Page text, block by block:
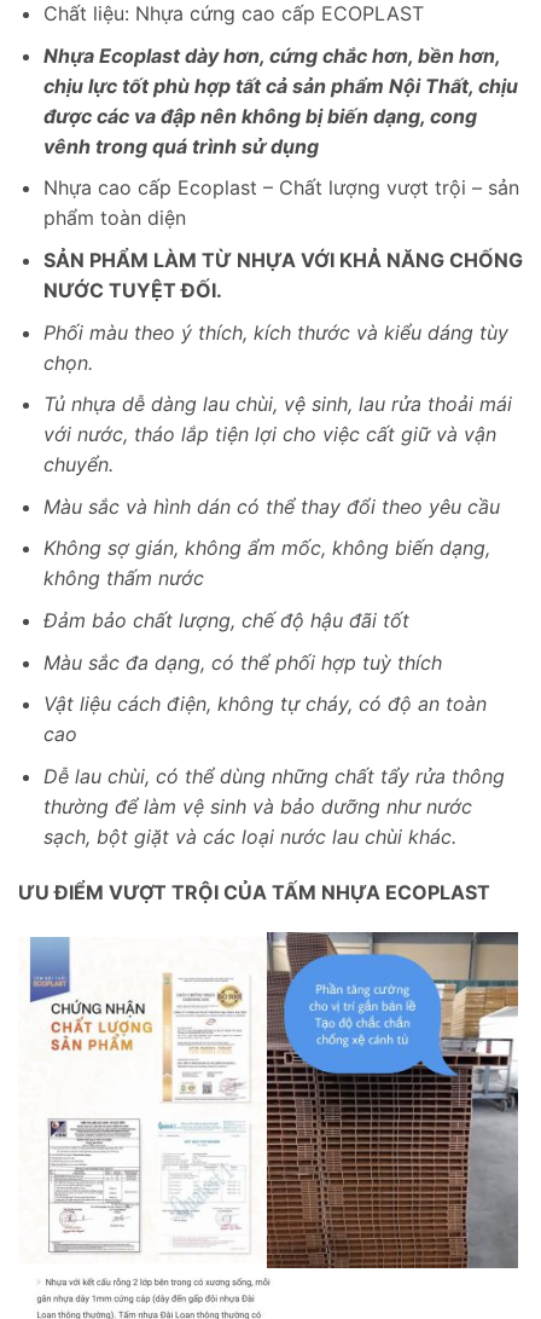
Chất liệu: Nhựa cứng cao cấp ECOPLAST
Nhựa Ecoplast dày hơn, cứng chắc hơn, bền hơn,
chịu lực tốt phù hợp tất cả sản phẩm Nội Thất, chịu
được các va đập nên không bị biến dạng, cong
vênh trong quá trình sử dụng
Nhựa cao cấp Ecoplast – Chất lượng vượt trội – sản
phẩm toàn diện
SẢN PHẨM LÀM TỪ NHỰA VỚI KHẢ NĂNG CHỐNG
NƯỚC TUYỆT ĐỐI.
Phối màu theo ý thích, kích thước và kiểu dáng tùy
chọn.
Tủ nhựa dễ dàng lau chùi, vệ sinh, lau rửa thoải mái
với nước, tháo lắp tiện lợi cho việc cất giữ và vận
chuyển.
Màu sắc và hình dán có thể thay đổi theo yêu cầu
Không sợ gián, không ẩm mốc, không biến dạng,
không thấm nước
Đảm bảo chất lượng, chế độ hậu đãi tốt
Màu sắc đa dạng, có thể phối hợp tuỳ thích
Vật liệu cách điện, không tự cháy, có độ an toàn
cao
Dễ lau chùi, có thể dùng những chất tẩy rửa thông
thường để làm vệ sinh và bảo dưỡng như nước
sạch, bột giặt và các loại nước lau chùi khác.
ƯU ĐIỂM VƯỢT TRỘI CỦA TẤM NHỰA ECOPLAST